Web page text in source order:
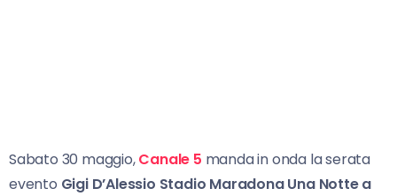
Sabato 30 maggio,Canale 5 manda in onda la serata
evento Gigi D’Alessio Stadio Maradona Una Nottea